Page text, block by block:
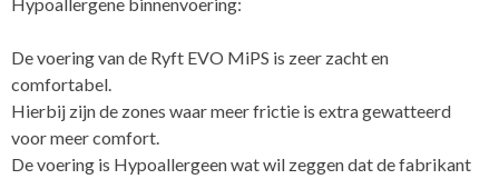
Hypoallergene binnenvoering:
De voering van de Ryft EVO MiPS is zeer zacht en
comfortabel.
Hierbij zijn de zones waar meer frictie is extra gewatteerd
voor meer comfort.
De voering is Hypoallergeen wat wil zeggen dat de fabrikant